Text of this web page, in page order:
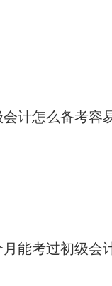
会计怎么备考容
月能考过初级会